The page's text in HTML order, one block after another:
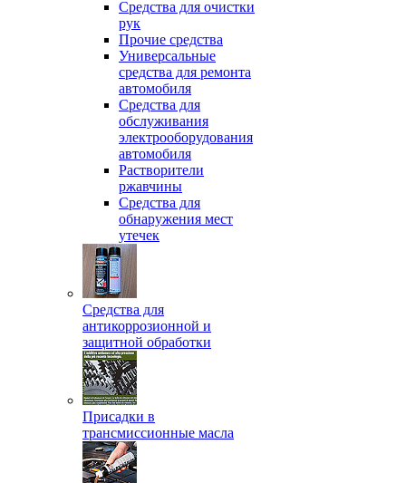
Средства для очистки
рук
Прочие средства
Универсальные
средства для ремонта
автомобиля
Средства для
обслуживания
электрооборудования
автомобиля
Растворители
ржавчины
Средства для
обнаружения мест
утечек
Средства для
антикоррозионной и
защитной обработки
Присадки в
трансмиссионные масла